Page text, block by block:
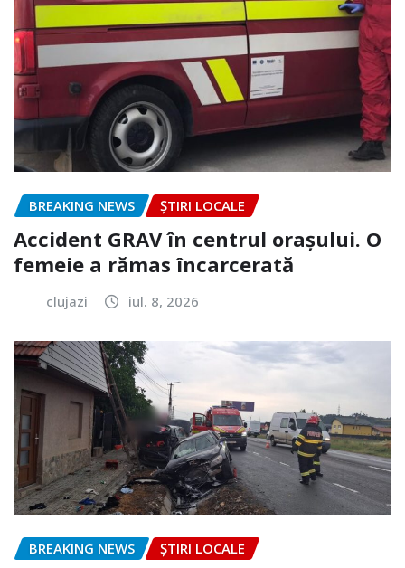
BREAKING NEWS ȘTIRI LOCALE
Accident GRAV în centrul orașului. O
femeie a rămas încarcerată
clujazi iul. 8, 2026
BREAKING NEWS ȘTIRI LOCALE